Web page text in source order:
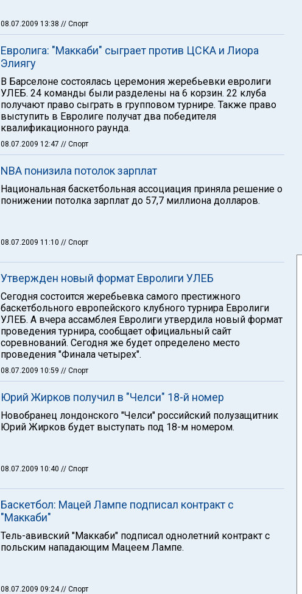
08.07.2009 13:38 // Спорт
Евролига: "Маккаби" сыграет против ЦСКА и Лиора
Элиягу
В Барселоне состоялась церемония жеребьевки евролиги
УЛЕБ. 24 команды были разделены на 6 корзин. 22 клуба
получают право сыграть в групповом турнире. Также право
выступить в Евролиге получат два победителя
квалификационного раунда.
08.07.2009 12:47 // Спорт
NBA понизила потолок зарплат
Национальная баскетбольная ассоциация приняла решение о
понижении потолка зарплат до 57,7 миллиона долларов.
08.07.2009 11:10 // Спорт
Утвержден новый формат Евролиги УЛЕБ
Сегодня состоится жеребьевка самого престижного
баскетбольного европейского клубного турнира Евролиги
УЛЕБ. А вчера ассамблея Евролиги утвердила новый формат
проведения турнира, сообщает официальный сайт
соревнований. Сегодня же будет определено место
проведения "Финала четырех".
08.07.2009 10:59 // Спорт
Юрий Жирков получил в "Челси" 18-й номер
Новобранец лондонского "Челси" российский полузащитник
Юрий Жирков будет выступать под 18-м номером.
08.07.2009 10:40 // Спорт
Баскетбол: Мацей Лампе подписал контракт с
"Маккаби"
Тель-авивский "Маккаби" подписал однолетний контракт с
польским нападающим Мацеем Лампе.
08.07.2009 09:24// Спорт